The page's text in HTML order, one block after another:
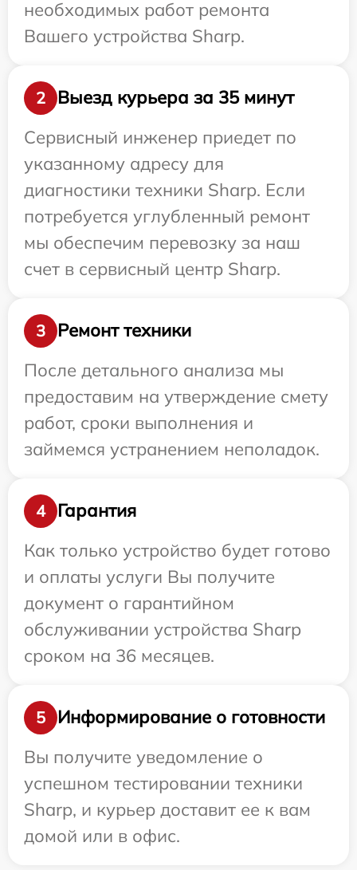
необходимых работ ремонта
Вашего устройства Sharp.
2
Выезд курьера за 35 минут
Сервисный инженер приедет по
указанному адресу для
диагностики техники Sharp. Если
потребуется углубленный ремонт
мы обеспечим перевозку за наш
счет в сервисный центр Sharp.
3
Ремонт техники
После детального анализа мы
предоставим на утверждение смету
работ, сроки выполнения и
займемся устранением неполадок.
4
Гарантия
Как только устройство будет готово
и оплаты услуги Вы получите
документ о гарантийном
обслуживании устройства Sharp
сроком на 36 месяцев.
5
Информирование о готовности
Вы получите уведомление о
успешном тестировании техники
Sharp, и курьер доставит ее к вам
домой или в офис.